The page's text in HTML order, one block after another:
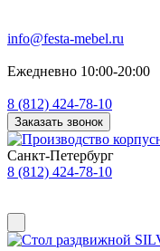
info@festa-mebel.ru
Ежедневно 10:00-20:00
8 (812) 424-78-10
Заказать звонок
Санкт-Петербург
8 (812) 424-78-10